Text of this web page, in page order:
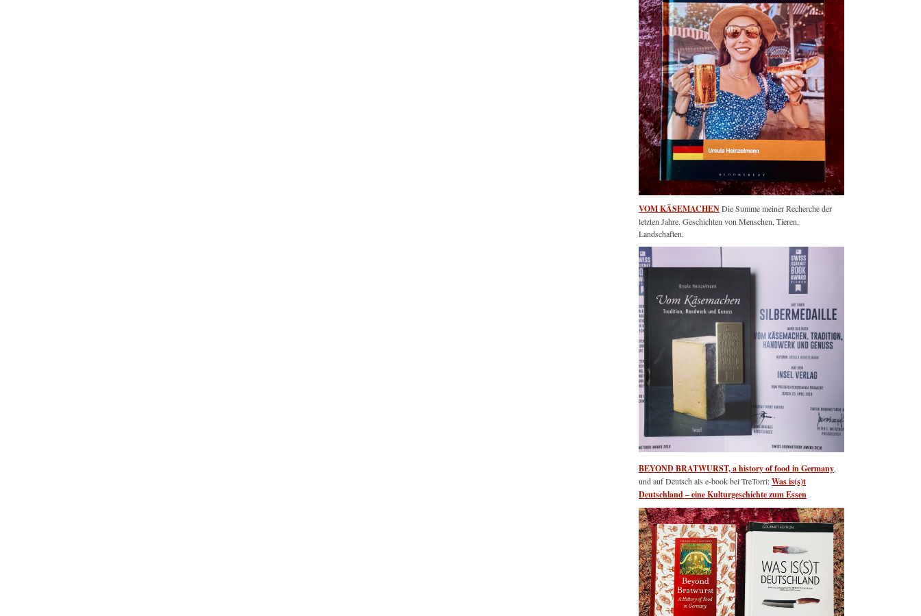
VOM KÄSEMACHENDie Summe meiner Recherche der
letzten Jahre. Geschichten von Menschen, Tieren,
Landschaften.
BEYOND BRATWURST, a history of food in Germany
und auf Deutsch als e-book bei TreTorri:Was is(s)t
Deutschland – eine Kulturgeschichte zum Essen